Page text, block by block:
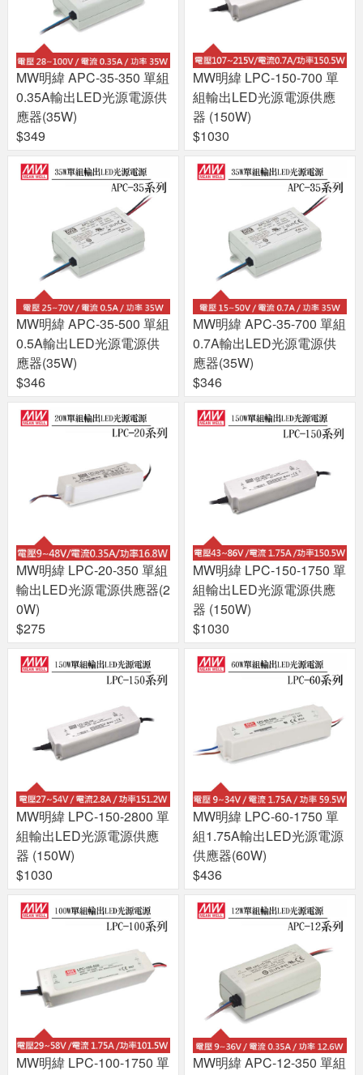
MW明緯 APC-35-350 單組
0.35A輸出LED光源電源供
應器(35W)
$349
MW明緯 LPC-150-700 單
組輸出LED光源電源供應
器 (150W)
$1030
MW明緯 APC-35-500 單組
0.5A輸出LED光源電源供
應器(35W)
$346
MW明緯 APC-35-700 單組
0.7A輸出LED光源電源供
應器(35W)
$346
MW明緯 LPC-20-350 單組
輸出LED光源電源供應器(2
0W)
$275
MW明緯 LPC-150-1750 單
組輸出LED光源電源供應
器 (150W)
$1030
MW明緯 LPC-150-2800 單
組輸出LED光源電源供應
器 (150W)
$1030
MW明緯 LPC-60-1750 單
組1.75A輸出LED光源電源
供應器(60W)
$436
MW明緯 LPC-100-1750 單
MW明緯 APC-12-350 單組